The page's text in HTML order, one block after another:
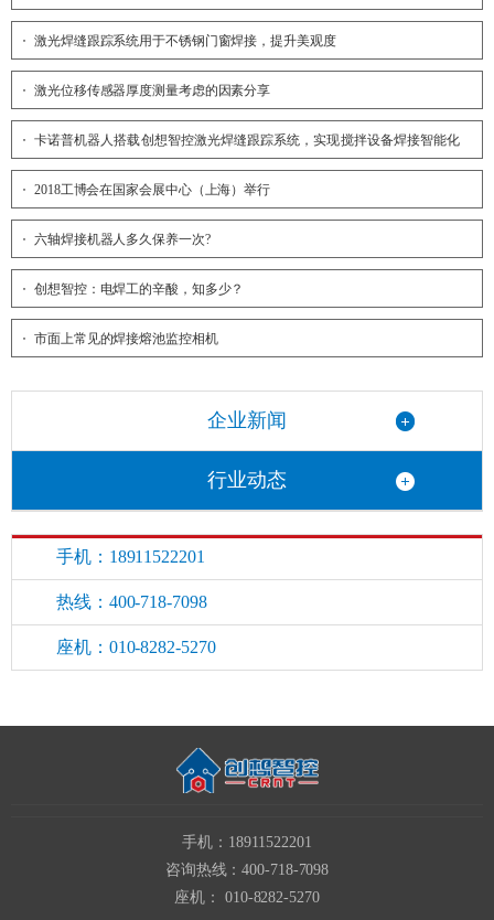
激光焊缝跟踪系统用于不锈钢门窗焊接，提升美观度
激光位移传感器厚度测量考虑的因素分享
卡诺普机器人搭载创想智控激光焊缝跟踪系统，实现搅拌设备焊接智能化
2018工博会在国家会展中心（上海）举行
六轴焊接机器人多久保养一次?
创想智控：电焊工的辛酸，知多少？
市面上常见的焊接熔池监控相机
企业新闻
行业动态
手机：18911522201
热线：400-718-7098
座机：010-8282-5270
手机：18911522201
咨询热线：400-718-7098
座机： 010-8282-5270